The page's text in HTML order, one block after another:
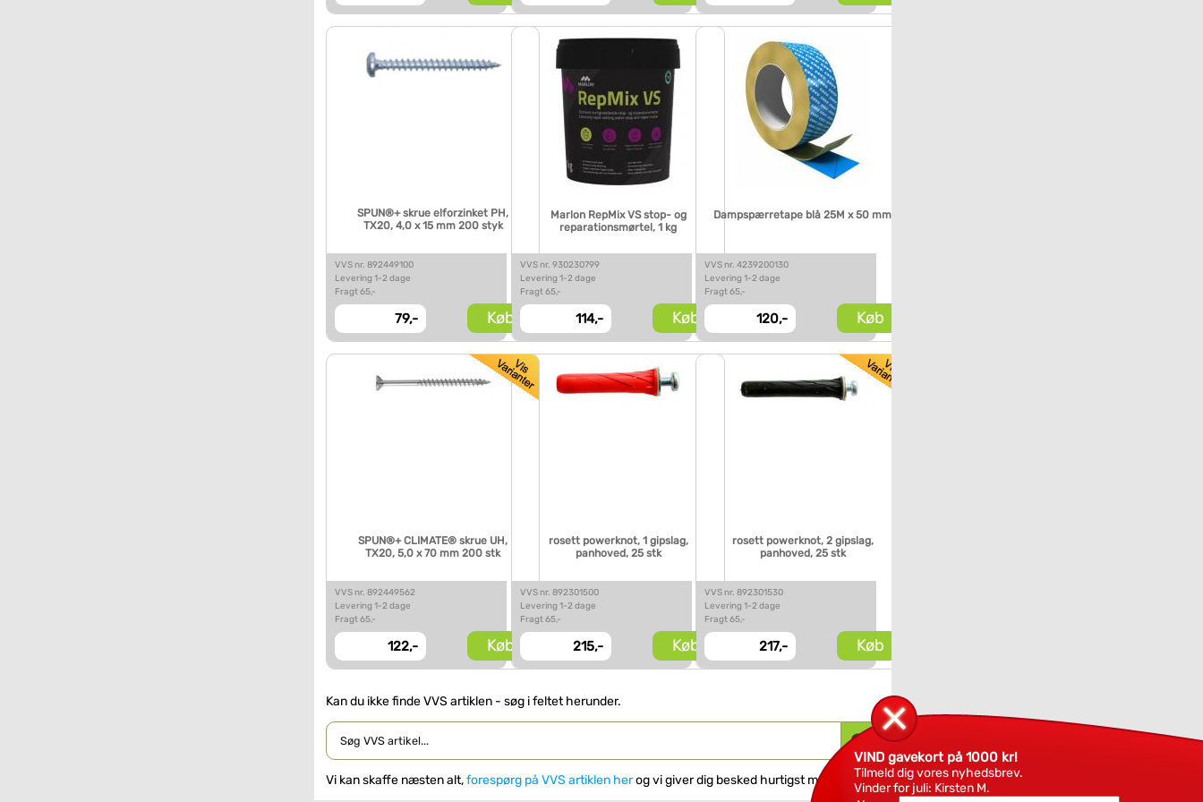
SPUN®+ skrue elforzinket PH,
TX20, 4,0 x 15 mm 200 styk
VVS nr. 892449100
Levering 1-2 dage
Fragt 65,-
79,- Køb
Marlon RepMix VS stop- og
reparationsmørtel, 1 kg
VVS nr. 930230799
Levering 1-2 dage
Fragt 65,-
114,- Køb
Dampspærretape blå 25M x 50 mm
VVS nr. 4239200130
Levering 1-2 dage
Fragt 65,-
120,- Køb
SPUN®+ CLIMATE® skrue UH,
TX20, 5,0 x 70 mm 200 stk
VVS nr. 892449562
Levering 1-2 dage
Fragt 65,-
122,- Køb
rosett powerknot, 1 gipslag,
panhoved, 25 stk
VVS nr. 892301500
Levering 1-2 dage
Fragt 65,-
215,- Køb
rosett powerknot, 2 gipslag,
panhoved, 25 stk
VVS nr. 892301530
Levering 1-2 dage
Fragt 65,-
217,- Køb
Kan du ikke finde VVS artiklen - søg i feltet herunder.
Vi kan skaffe næsten alt,forespørg på VVS artiklen herog vi giver dig besked hurtigst muligt.
VIND gavekort på 1000 kr!
Tilmeld dig vores nyhedsbrev.
Vinder for juli: Kirsten M.